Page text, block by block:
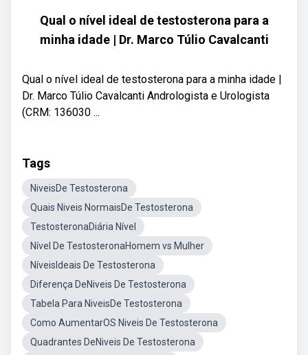
Qual o nível ideal de testosterona para a
minha idade | Dr. Marco Túlio Cavalcanti
Qual o nível ideal de testosterona para a minha idade |
Dr. Marco Túlio Cavalcanti Andrologista e Urologista
(CRM: 136030 ...
Tags
NiveisDe Testosterona
Quais Niveis NormaisDe Testosterona
TestosteronaDiária Nível
Nível De TestosteronaHomem vs Mulher
NíveisIdeais De Testosterona
Diferença DeNiveis De Testosterona
Tabela Para NiveisDe Testosterona
Como AumentarOS Niveis De Testosterona
Quadrantes DeNiveis De Testosterona